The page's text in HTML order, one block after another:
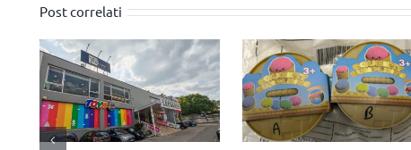
Post correlati